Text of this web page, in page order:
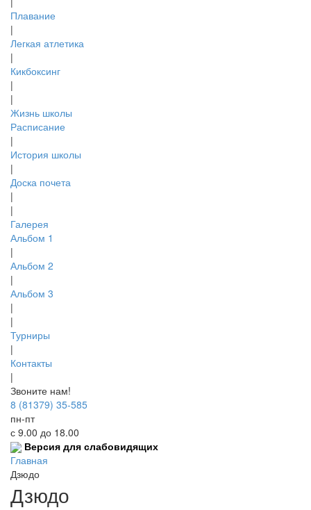
Плавание
|
Легкая атлетика
|
Кикбоксинг
|
|
Жизнь школы
Расписание
|
История школы
|
Доска почета
|
|
Галерея
Альбом 1
|
Альбом 2
|
Альбом 3
|
|
Турниры
|
Контакты
|
Звоните нам!
8 (81379) 35-585
пн-пт
с 9.00 до 18.00
Версия для слабовидящих
Главная
Дзюдо
Дзюдо